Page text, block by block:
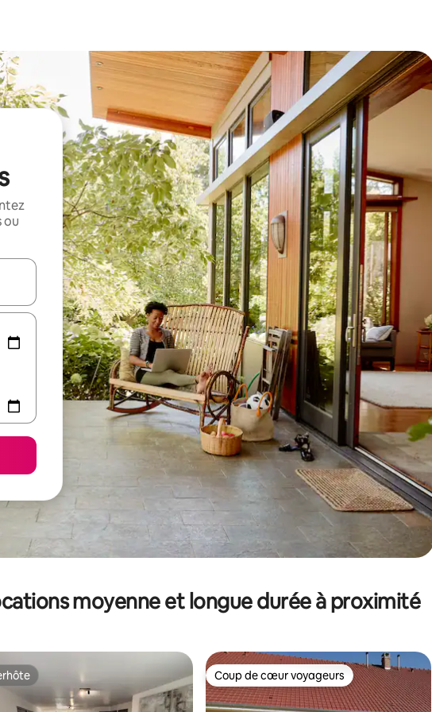
ou
vers le haut et vers le bas pour les parcourir ou en appuyant et en faisant glisser.
moyenne et longue durée à proximité
Coup de cœur voyageurs
Coup de cœur voyageurs